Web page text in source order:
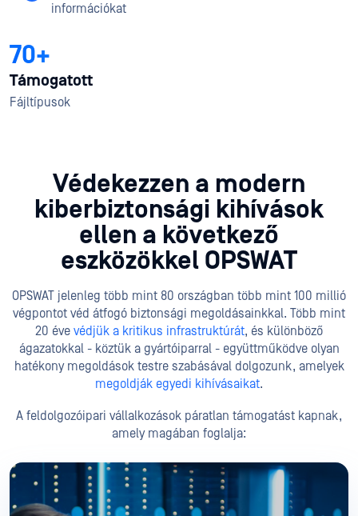
információkat
70+
Támogatott
Fájltípusok
Védekezzen a modern
kiberbiztonsági kihívások
ellen a következő
eszközökkel OPSWAT
OPSWAT jelenleg több mint 80 országban több mint 100 millió
végpontot véd átfogó biztonsági megoldásainkkal. Több mint
20 éve védjük a kritikus infrastruktúrát, és különböző
ágazatokkal - köztük a gyártóiparral - együttműködve olyan
hatékony megoldások testre szabásával dolgozunk, amelyek
megoldják egyedi kihívásaikat.
A feldolgozóipari vállalkozások páratlan támogatást kapnak,
amely magában foglalja: